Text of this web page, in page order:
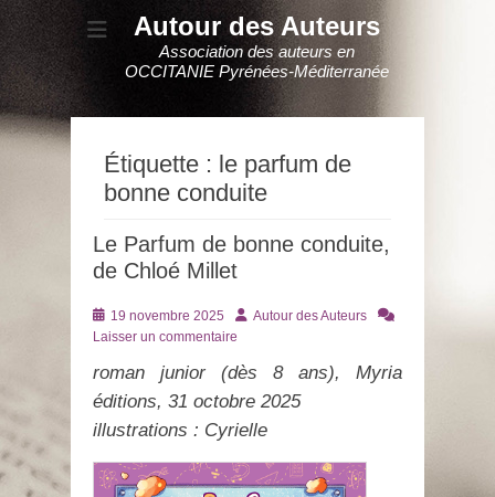
Autour des Auteurs
Association des auteurs en
OCCITANIE Pyrénées-Méditerranée
Étiquette : le parfum de
bonne conduite
Le Parfum de bonne conduite,
de Chloé Millet
Posté
le
19 novembre 2025 AuteurAutour des Auteurs
Laisser un commentaire
roman junior (dès 8 ans), Myria
éditions, 31 octobre 2025
illustrations : Cyrielle